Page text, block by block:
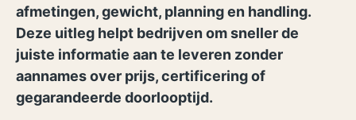
afmetingen, gewicht, planning en handling.
Deze uitleg helpt bedrijven om sneller de
juiste informatie aan te leveren zonder
aannames over prijs, certificering of
gegarandeerde doorlooptijd.